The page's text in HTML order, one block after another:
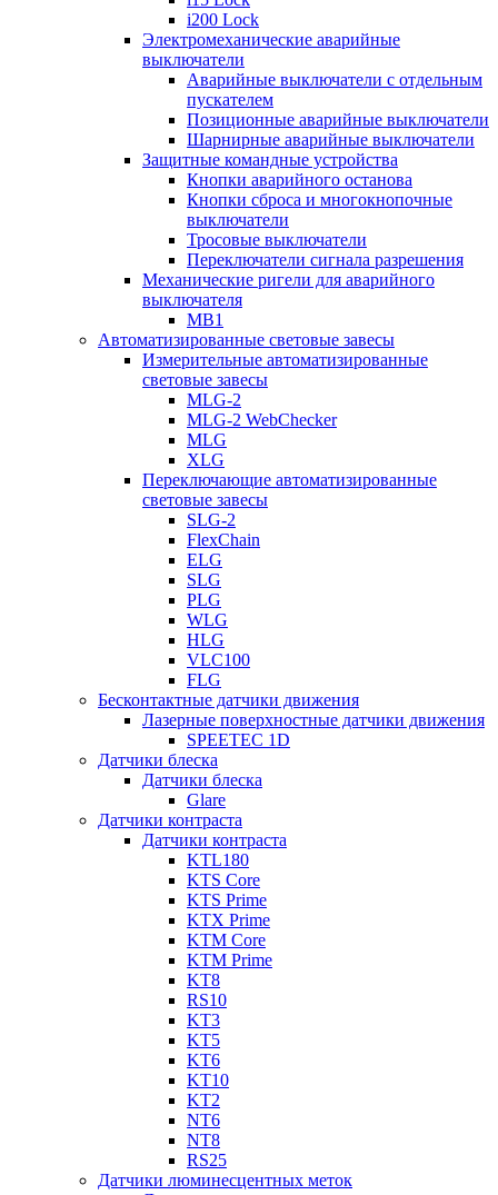
i200 Lock
Электромеханические аварийные
выключатели
Аварийные выключатели с отдельным
пускателем
Позиционные аварийные выключатели
Шарнирные аварийные выключатели
Защитные командные устройства
Кнопки аварийного останова
Кнопки сброса и многокнопочные
выключатели
Тросовые выключатели
Переключатели сигнала разрешения
Механические ригели для аварийного
выключателя
MB1
Автоматизированные световые завесы
Измерительные автоматизированные
световые завесы
MLG-2
MLG-2 WebChecker
MLG
XLG
Переключающие автоматизированные
световые завесы
SLG-2
FlexChain
ELG
SLG
PLG
WLG
HLG
VLC100
FLG
Бесконтактные датчики движения
Лазерные поверхностные датчики движения
SPEETEC 1D
Датчики блеска
Датчики блеска
Glare
Датчики контраста
Датчики контраста
KTL180
KTS Core
KTS Prime
KTX Prime
KTM Core
KTM Prime
KT8
RS10
KT3
KT5
KT6
KT10
KT2
NT6
NT8
RS25
Датчики люминесцентных меток